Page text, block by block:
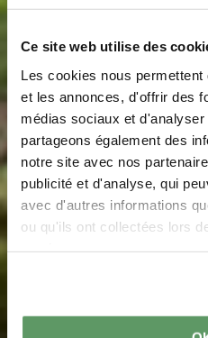
Ce site web utilise des
Les cookies nous
et les annonces, d'offrir des
médias sociaux et
partageons également des
notre site avec nos
publicité et d'analyse, qui
avec d'autres informations
ou qu'ils ont collectées lors